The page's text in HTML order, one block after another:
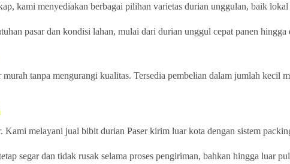
kami menyediakan berbagai pilihan varietas durian unggulan, baik
pasar dan kondisi lahan, mulai dari durian unggul cepat panen
tanpa mengurangi kualitas. Tersedia pembelian dalam jumlah
Kami melayani jual bibit durian Paser kirim luar kota dengan sistem
segar dan tidak rusak selama proses pengiriman, bahkan hingga luar